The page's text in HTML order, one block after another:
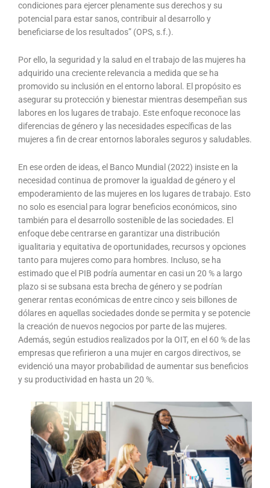
condiciones para ejercer plenamente sus derechos y su
potencial para estar sanos, contribuir al desarrollo y
beneficiarse de los resultados” (OPS, s.f.).
Por ello, la seguridad y la salud en el trabajo de las mujeres ha
adquirido una creciente relevancia a medida que se ha
promovido su inclusión en el entorno laboral. El propósito es
asegurar su protección y bienestar mientras desempeñan sus
labores en los lugares de trabajo. Este enfoque reconoce las
diferencias de género y las necesidades específicas de las
mujeres a fin de crear entornos laborales seguros y saludables.
En ese orden de ideas, el Banco Mundial (2022) insiste en la
necesidad continua de promover la igualdad de género y el
empoderamiento de las mujeres en los lugares de trabajo. Esto
no solo es esencial para lograr beneficios económicos, sino
también para el desarrollo sostenible de las sociedades. El
enfoque debe centrarse en garantizar una distribución
igualitaria y equitativa de oportunidades, recursos y opciones
tanto para mujeres como para hombres. Incluso, se ha
estimado que el PIB podría aumentar en casi un 20 % a largo
plazo si se subsana esta brecha de género y se podrían
generar rentas económicas de entre cinco y seis billones de
dólares en aquellas sociedades donde se permita y se potencie
la creación de nuevos negocios por parte de las mujeres.
Además, según estudios realizados por la OIT, en el 60 % de las
empresas que refirieron a una mujer en cargos directivos, se
evidenció una mayor probabilidad de aumentar sus beneficios
y su productividad en hasta un 20 %.